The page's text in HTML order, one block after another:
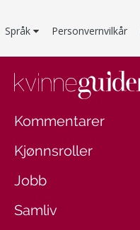
Språk Personvernvilkår
Kommentarer
Kjønnsroller
Jobb
Samliv